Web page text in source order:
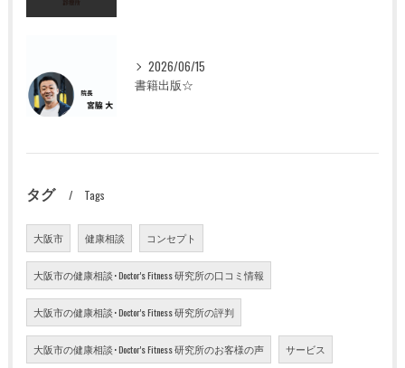
2026/06/15
書籍出版☆
タグ Tags
大阪市 健康相談 コンセプト
大阪市の健康相談･Doctor's Fitness 研究所の口コミ情報
大阪市の健康相談･Doctor's Fitness 研究所の評判
大阪市の健康相談･Doctor's Fitness 研究所のお客様の声 サービス